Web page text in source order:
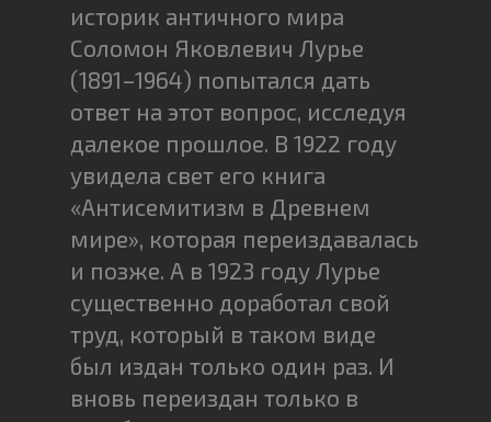
историк античного мира
Соломон Яковлевич Лурье
(1891–1964) попытался дать
ответ на этот вопрос, исследуя
далекое прошлое. В 1922 году
увидела свет его книга
«Антисемитизм в Древнем
мире», которая переиздавалась
и позже. А в 1923 году Лурье
существенно доработал свой
труд, который в таком виде
был издан только один раз. И
вновь переиздан только в